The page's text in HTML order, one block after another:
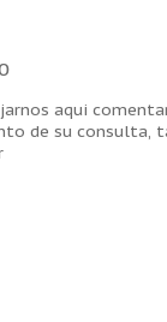
aqui
de su consulta,